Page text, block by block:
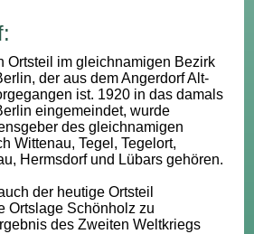
Ortsteil im gleichnamigen Bezirk
der aus dem Angerdorf Alt-
ist. 1920 in das damals
eingemeindet, wurde
des gleichnamigen
Wittenau, Tegel, Tegelort,
Hermsdorf und Lübars gehören.
der heutige Ortsteil
Ortslage Schönholz zu
des Zweiten Weltkriegs